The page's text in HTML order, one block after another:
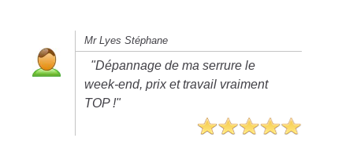
Mr Lyes Stéphane
"Dépannage de ma serrure le
week-end, prix et travail vraiment
TOP !"